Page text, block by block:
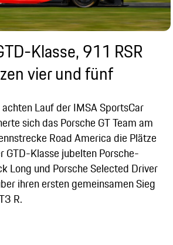
Klasse, 911 RSR
vier und fünf
Lauf der IMSA SportsCar
sich das Porsche GT Team am
Road America die Plätze
GTD-Klasse jubelten Porsche-
Long und Porsche Selected Driver
ihren ersten gemeinsamen Sieg
R.